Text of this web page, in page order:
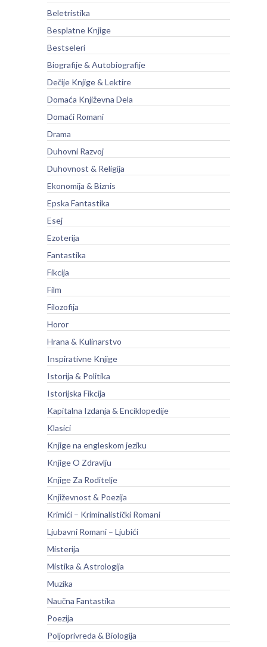
Beletristika
Besplatne Knjige
Bestseleri
Biografije & Autobiografije
Dečije Knjige & Lektire
Domaća Književna Dela
Domaći Romani
Drama
Duhovni Razvoj
Duhovnost & Religija
Ekonomija & Biznis
Epska Fantastika
Esej
Ezoterija
Fantastika
Fikcija
Film
Filozofija
Horor
Hrana & Kulinarstvo
Inspirativne Knjige
Istorija & Politika
Istorijska Fikcija
Kapitalna Izdanja & Enciklopedije
Klasici
Knjige na engleskom jeziku
Knjige O Zdravlju
Knjige Za Roditelje
Književnost & Poezija
Krimići – Kriminalistički Romani
Ljubavni Romani – Ljubići
Misterija
Mistika & Astrologija
Muzika
Naučna Fantastika
Poezija
Poljoprivreda & Biologija